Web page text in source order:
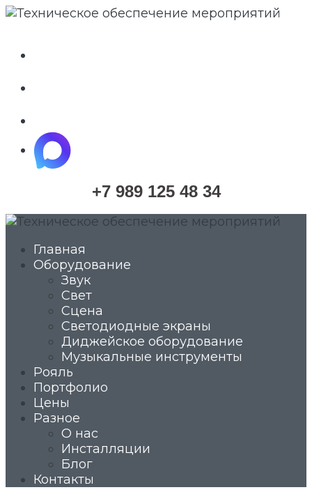
maximize
+7 989 125 48 34
Главная
Оборудование
Звук
Свет
Сцена
Светодиодные экраны
Диджейское оборудование
Музыкальные инструменты
Рояль
Портфолио
Цены
Разное
О нас
Инсталляции
Блог
Контакты